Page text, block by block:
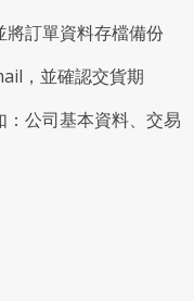
將訂單資料存檔備份
，並確認交貨期
公司基本資料、交易